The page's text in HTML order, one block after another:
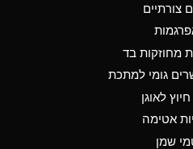
C
A
צורתיים
מחוזקות בד
גומי למתכת
לאוגן
אטימה
שמן